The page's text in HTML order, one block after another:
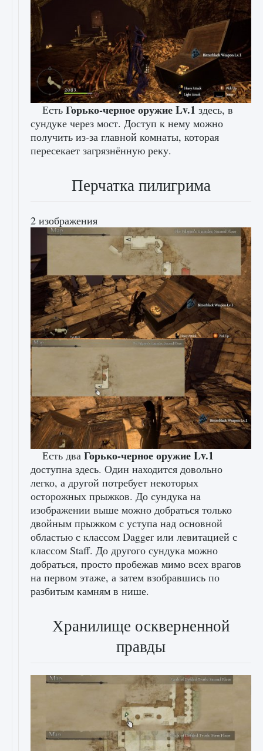
Есть Горько-черное оружие Lv.1 здесь, в
сундуке через мост. Доступ к нему можно
получить из-за главной комнаты, которая
пересекает загрязнённую реку.
Перчатка пилигрима
2 изображения
Есть два Горько-черное оружие Lv.1
доступна здесь. Один находится довольно
легко, а другой потребует некоторых
осторожных прыжков. До сундука на
изображении выше можно добраться только
двойным прыжком с уступа над основной
областью с классом Dagger или левитацией с
классом Staff. До другого сундука можно
добраться, просто пробежав мимо всех врагов
на первом этаже, а затем взобравшись по
разбитым камням в нише.
Хранилище оскверненной
правды